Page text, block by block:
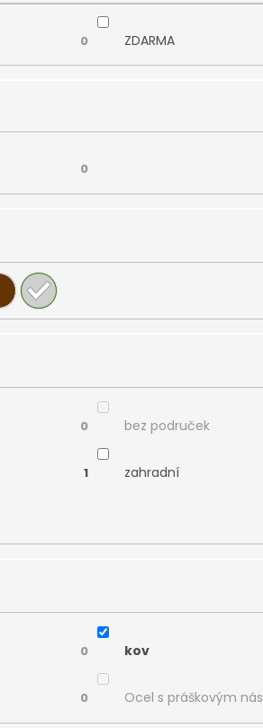
0 ZDARMA
0
0 bez područek
1 zahradní
0 kov
0 Ocel s práškovým